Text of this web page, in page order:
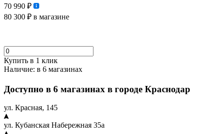
70 990 ₽
80 300 ₽ в магазине
Купить в 1 клик
Наличие: в 6 магазинах
Доступно в 6 магазинах в городе Краснодар
ул. Красная, 145
ул. Кубанская Набережная 35а